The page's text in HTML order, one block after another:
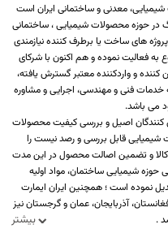
بیشتر
شیمیایی، معدنی و ساختمانی ایران است
در حوزه محصولات شیمیایی ، ساختمانی
های ساخت یا برطرف کننده نیازمندی
تولیدی است که از سال 1397 شروع به فعالیت نموده و هم اکنون با شرکای
و واردکننده معتبر گسترش یافته،
خدمات فنی و مهندسی، اجرایی و مشاوره
می باشد.
کنندگان اصیل و بررسی کیفیت محصولات
شیمیایی قابل بررسی و رصد نیست را
و تضمین اصالت محصول در این مدت
حوزه شیمیایی ساختمان، مواد اولیه
نموده است ؛ همچنین ایران ایمارت
آذربایجان، عمان و گرجستان نیز
.